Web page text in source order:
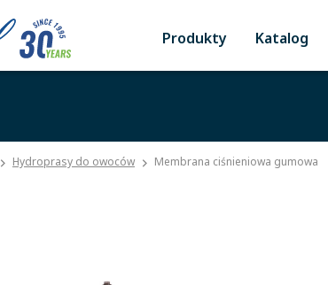
Produkty Katalog
Hydroprasy do owoców Membrana ciśnieniowa gumowa